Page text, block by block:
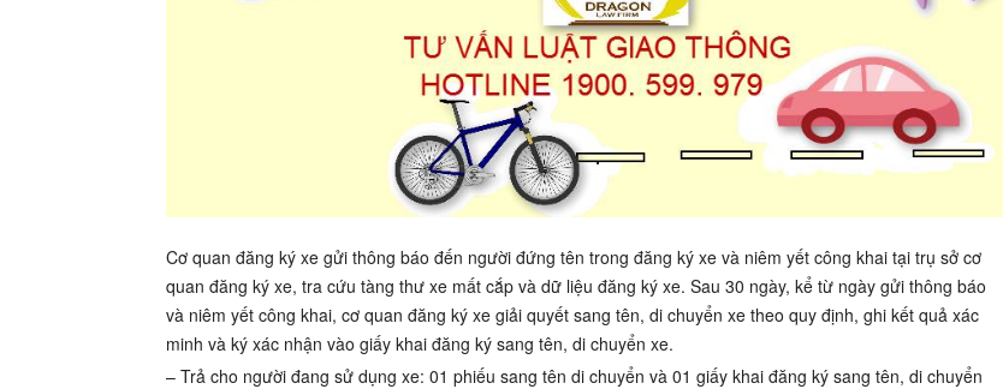
Cơ quan đăng ký xe gửi thông báo đến người đứng tên trong đăng ký xe và niêm yết công khai tại trụ sở cơ
quan đăng ký xe, tra cứu tàng thư xe mất cắp và dữ liệu đăng ký xe. Sau 30 ngày, kể từ ngày gửi thông báo
và niêm yết công khai, cơ quan đăng ký xe giải quyết sang tên, di chuyển xe theo quy định, ghi kết quả xác
minh và ký xác nhận vào giấy khai đăng ký sang tên, di chuyển xe.
– Trả cho người đang sử dụng xe: 01 phiếu sang tên di chuyển và 01 giấy khai đăng ký sang tên, di chuyển